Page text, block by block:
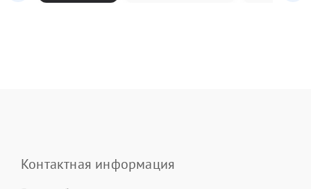
Контактная информация